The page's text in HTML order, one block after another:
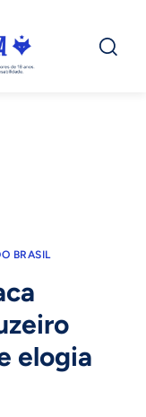
BRASIL
elogia